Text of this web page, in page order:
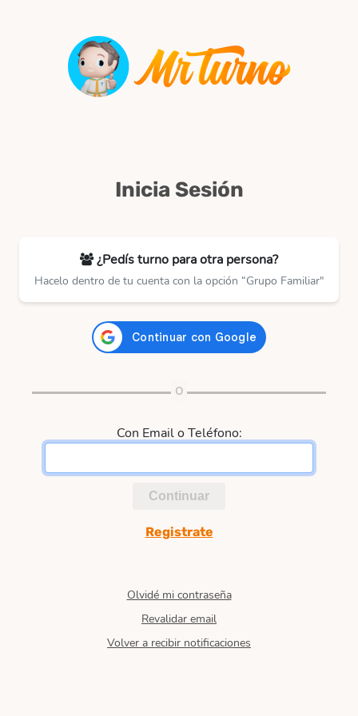
Inicia Sesión
¿Pedís turno para otra persona?
Hacelo dentro de tu cuenta con la opción “Grupo Familiar"
Con Email o Teléfono:
Continuar
Registrate
Olvidé mi contraseña
Revalidar email
Volver a recibir notificaciones